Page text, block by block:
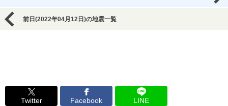
前日(2022年04月12日)の地震一覧
Twitter Facebook LINE